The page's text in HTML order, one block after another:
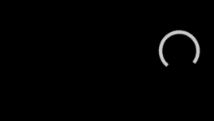
institutionnel dans lequel nous nous
cette urgence, c’est l’actualité du
que